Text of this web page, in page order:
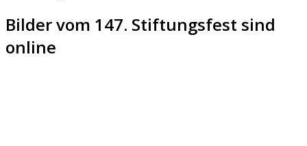
Bilder vom 147. Stiftungsfest sind
online